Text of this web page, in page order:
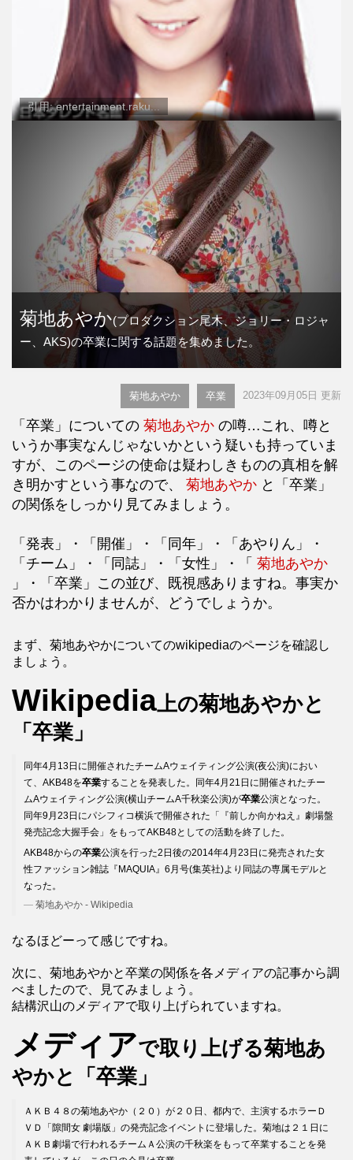
引用: entertainment.raku...
菊地あやか(プロダクション尾木、ジョリー・ロジャ
ー、AKS)の卒業に関する話題を集めました。
菊地あやか 卒業 2023年09月05日 更新
「卒業」についての 菊地あやか の噂…これ、噂と
いうか事実なんじゃないかという疑いも持っていま
すが、このページの使命は疑わしきものの真相を解
き明かすという事なので、 菊地あやか と「卒業」
の関係をしっかり見てみましょう。
「発表」・「開催」・「同年」・「あやりん」・
「チーム」・「同誌」・「女性」・「 菊地あやか
」・「卒業」この並び、既視感ありますね。事実か
否かはわかりませんが、どうでしょうか。
まず、菊地あやかについてのwikipediaのページを確認し
ましょう。
Wikipedia上の菊地あやかと
「卒業」
同年4月13日に開催されたチームAウェイティング公演(夜公演)におい
て、AKB48を卒業することを発表した。同年4月21日に開催されたチー
ムAウェイティング公演(横山チームA千秋楽公演)が卒業公演となった。
同年9月23日にパシフィコ横浜で開催された「『前しか向かねえ』劇場盤
発売記念大握手会」をもってAKB48としての活動を終了した。
AKB48からの卒業公演を行った2日後の2014年4月23日に発売された女
性ファッション雑誌『MAQUIA』6月号(集英社)より同誌の専属モデルと
なった。
菊地あやか - Wikipedia
なるほどーって感じですね。
次に、菊地あやかと卒業の関係を各メディアの記事から調
べましたので、見てみましょう。
結構沢山のメディアで取り上げられていますね。
メディアで取り上げる菊地あ
やかと「卒業」
ＡＫＢ４８の菊地あやか（２０）が２０日、都内で、主演するホラーＤ
ＶＤ「隙間女 劇場版」の発売記念イベントに登場した。菊地は２１日に
ＡＫＢ劇場で行われるチームＡ公演の千秋楽をもって卒業することを発